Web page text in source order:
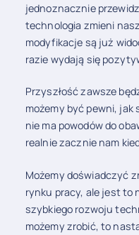
jednoznacznie
technologia zmieni
modyfikacje są już
razie wydają się
Przyszłość zawsze
możemy być pewni, jak
nie ma powodów do
realnie zacznie nam
Możemy doświadczyć
rynku pracy, ale jest to
szybkiego rozwoju
możemy zrobić, to